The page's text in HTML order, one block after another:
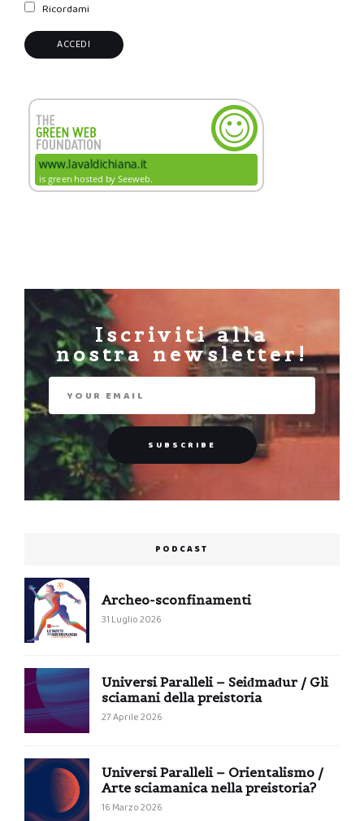
Ricordami
Iscriviti alla
nostra newsletter!
PODCAST
Archeo-sconfinamenti
31 Luglio 2026
Universi Paralleli – Seiđmađur / Gli
sciamani della preistoria
27 Aprile 2026
Universi Paralleli – Orientalismo /
Arte sciamanica nella preistoria?
16 Marzo 2026